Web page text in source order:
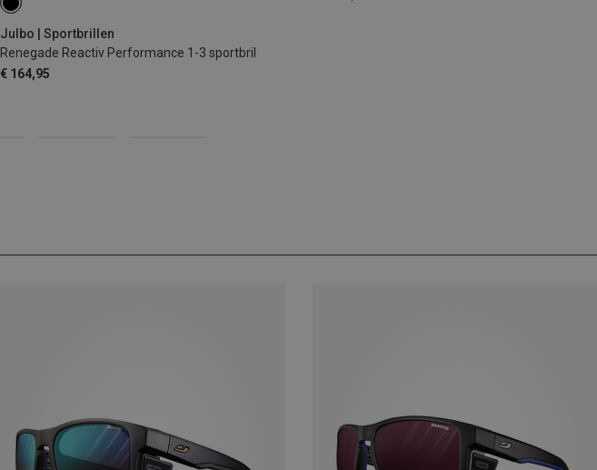
Julbo | Sportbrillen
Renegade Reactiv Performance 1-3 sportbril
€ 164,95